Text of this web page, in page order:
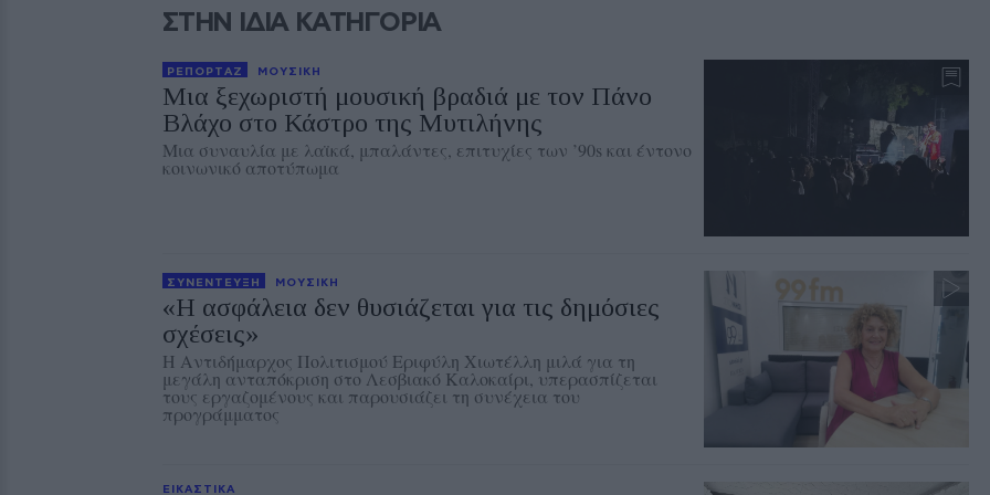
ΣΤΗΝ ΙΔΙΑ ΚΑΤΗΓΟΡΙΑ
ΡΕΠΟΡΤΑΖ ΜΟΥΣΙΚΗ
Μια ξεχωριστή μουσική βραδιά με τον Πάνο
Βλάχο στο Κάστρο της Μυτιλήνης
Μια συναυλία με λαϊκά, μπαλάντες, επιτυχίες των ’90s και έντονο
κοινωνικό αποτύπωμα
ΣΥΝΕΝΤΕΥΞΗ ΜΟΥΣΙΚΗ
«Η ασφάλεια δεν θυσιάζεται για τις δημόσιες
σχέσεις»
Η Αντιδήμαρχος Πολιτισμού Εριφύλη Χιωτέλλη μιλά για τη
μεγάλη ανταπόκριση στο Λεσβιακό Καλοκαίρι, υπερασπίζεται
τους εργαζομένους και παρουσιάζει τη συνέχεια του
προγράμματος
ΕΙΚΑΣΤΙΚΑ